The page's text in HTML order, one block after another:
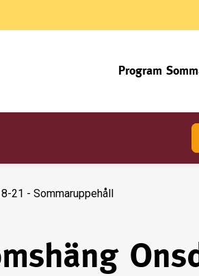
Program
21 - Sommaruppehåll